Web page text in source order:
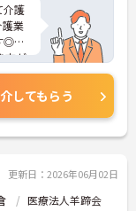
介護
護業
◎週
方が
働き
ポ
ださ
してもらう
更新日：2026年06月02日
医療法人羊蹄会